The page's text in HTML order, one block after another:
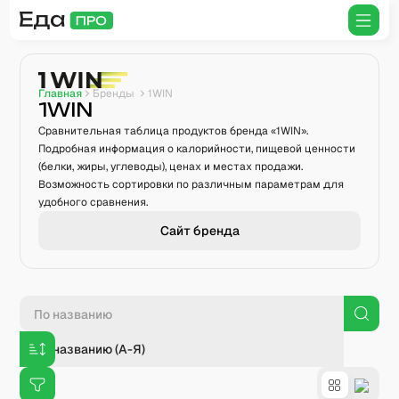
Главная Бренды 1WIN
1WIN
Сравнительная таблица продуктов бренда «1WIN».
Подробная информация о калорийности, пищевой ценности
(белки, жиры, углеводы), ценах и местах продажи.
Возможность сортировки по различным параметрам для
удобного сравнения.
Сайт бренда
По названию (А-Я)